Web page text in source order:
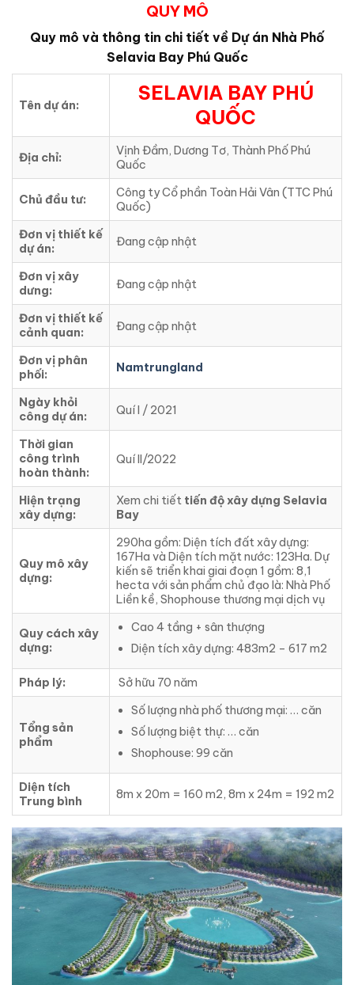
QUY MÔ
Quy mô và thông tin chi tiết về Dự án Nhà Phố
Selavia Bay Phú Quốc
Tên dự án:
SELAVIA BAY PHÚ
QUỐC
Địa chỉ:
Vịnh Đầm, Dương Tơ, Thành Phố Phú
Quốc
Chủ đầu tư:
Công ty Cổ phần Toàn Hải Vân (TTC Phú
Quốc)
Đơn vị thiết kế
dự án:
Đang cập nhật
Đơn vị xây
dưng:
Đang cập nhật
Đơn vị thiết kế
cảnh quan:
Đang cập nhật
Đơn vị phân
phối:
Namtrungland
Ngày khỏi
công dự án:
Quí I / 2021
Thời gian
công trình
hoàn thành:
Quí II/2022
Hiện trạng
xây dựng:
Xem chi tiết tiến độ xây dựng Selavia
Bay
Quy mô xây
dựng:
290ha gồm: Diện tích đất xây dựng:
167Ha và Diện tích mặt nước: 123Ha. Dự
kiến sẽ triển khai giai đoạn 1 gồm: 8,1
hecta với sản phẩm chủ đạo là: Nhà Phố
Liền kề, Shophouse thương mại dịch vụ
Quy cách xây
dựng:
Cao 4 tầng + sân thượng
Diện tích xây dựng: 483m2 – 617 m2
Pháp lý: Sở hữu 70 năm
Tổng sản
phẩm
Số lượng nhà phố thương mại: … căn
Số lượng biệt thự: … căn
Shophouse: 99 căn
Diện tích
Trung bình
8m x 20m = 160 m2, 8m x 24m = 192 m2